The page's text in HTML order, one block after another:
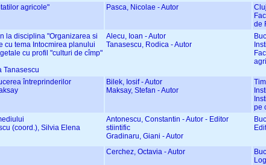
agricole"
Pasca, Nicolae - Autor
de
la disciplina "Organizarea si
cu tema Intocmirea planului
cu profil "culturi de cîmp"
Tanasescu
Alecu, Ioan - Autor
Tanasescu, Rodica - Autor
întreprinderilor
Bilek, Iosif - Autor
Maksay, Stefan - Autor
pe
(coord.), Silvia Elena
Antonescu, Constantin - Autor - Editor
stiintific
Gradinaru, Giani - Autor
Cerchez, Octavia - Autor